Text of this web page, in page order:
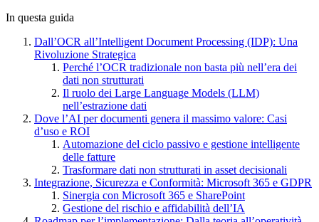
In questa guida
Dall’OCR all’Intelligent Document Processing (IDP): Una
Rivoluzione Strategica
Perché l’OCR tradizionale non basta più nell’era dei
dati non strutturati
Il ruolo dei Large Language Models (LLM)
nell’estrazione dati
Dove l’AI per documenti genera il massimo valore: Casi
d’uso e ROI
Automazione del ciclo passivo e gestione intelligente
delle fatture
Trasformare dati non strutturati in asset decisionali
Integrazione, Sicurezza e Conformità: Microsoft 365 e GDPR
Sinergia con Microsoft 365 e SharePoint
Gestione del rischio e affidabilità dell’IA